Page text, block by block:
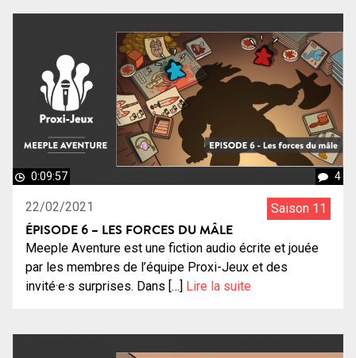
0:09:57 4
22/02/2021 Saison 11
ÉPISODE 6 – LES FORCES DU MÂLE
Meeple Aventure est une fiction audio écrite et jouée
par les membres de l’équipe Proxi-Jeux et des
invité·e·s surprises. Dans […]
Lire la suite